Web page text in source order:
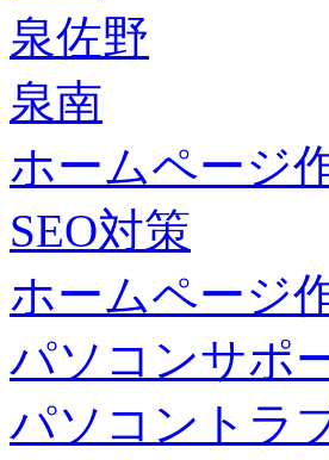
泉佐野
泉南
ホームページ
SEO対策
ホームページ
パソコンサポ
パソコントラ